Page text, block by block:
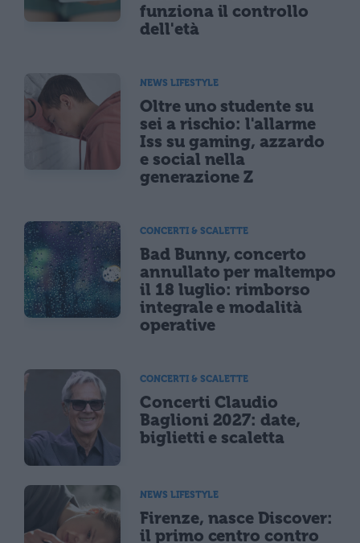
funziona il controllo
dell'età
NEWS LIFESTYLE
Oltre uno studente su
sei a rischio: l'allarme
Iss su gaming, azzardo
e social nella
generazione Z
CONCERTI & SCALETTE
Bad Bunny, concerto
annullato per maltempo
il 18 luglio: rimborso
integrale e modalità
operative
CONCERTI & SCALETTE
Concerti Claudio
Baglioni 2027: date,
biglietti e scaletta
NEWS LIFESTYLE
Firenze, nasce Discover:
il primo centro contro